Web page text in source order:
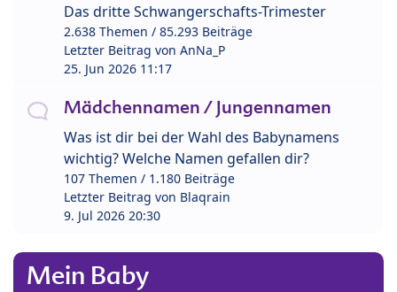
Das dritte Schwangerschafts-Trimester
2.638 Themen / 85.293 Beiträge
Letzter Beitrag von AnNa_P
25. Jun 2026 11:17
Mädchennamen / Jungennamen
Was ist dir bei der Wahl des Babynamens
wichtig? Welche Namen gefallen dir?
107 Themen / 1.180 Beiträge
Letzter Beitrag von Blaqrain
9. Jul 2026 20:30
Mein Baby